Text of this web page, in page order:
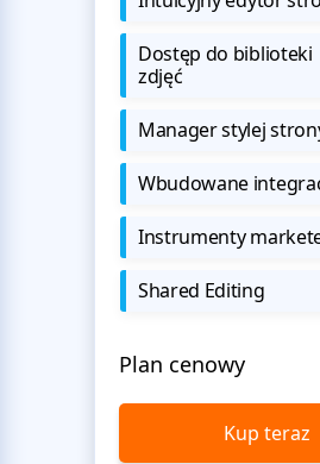
Dostęp do biblioteki
zdjęć
Manager stylej
Wbudowane
Instrumenty
Shared Editing
Plan cenowy
Kup teraz